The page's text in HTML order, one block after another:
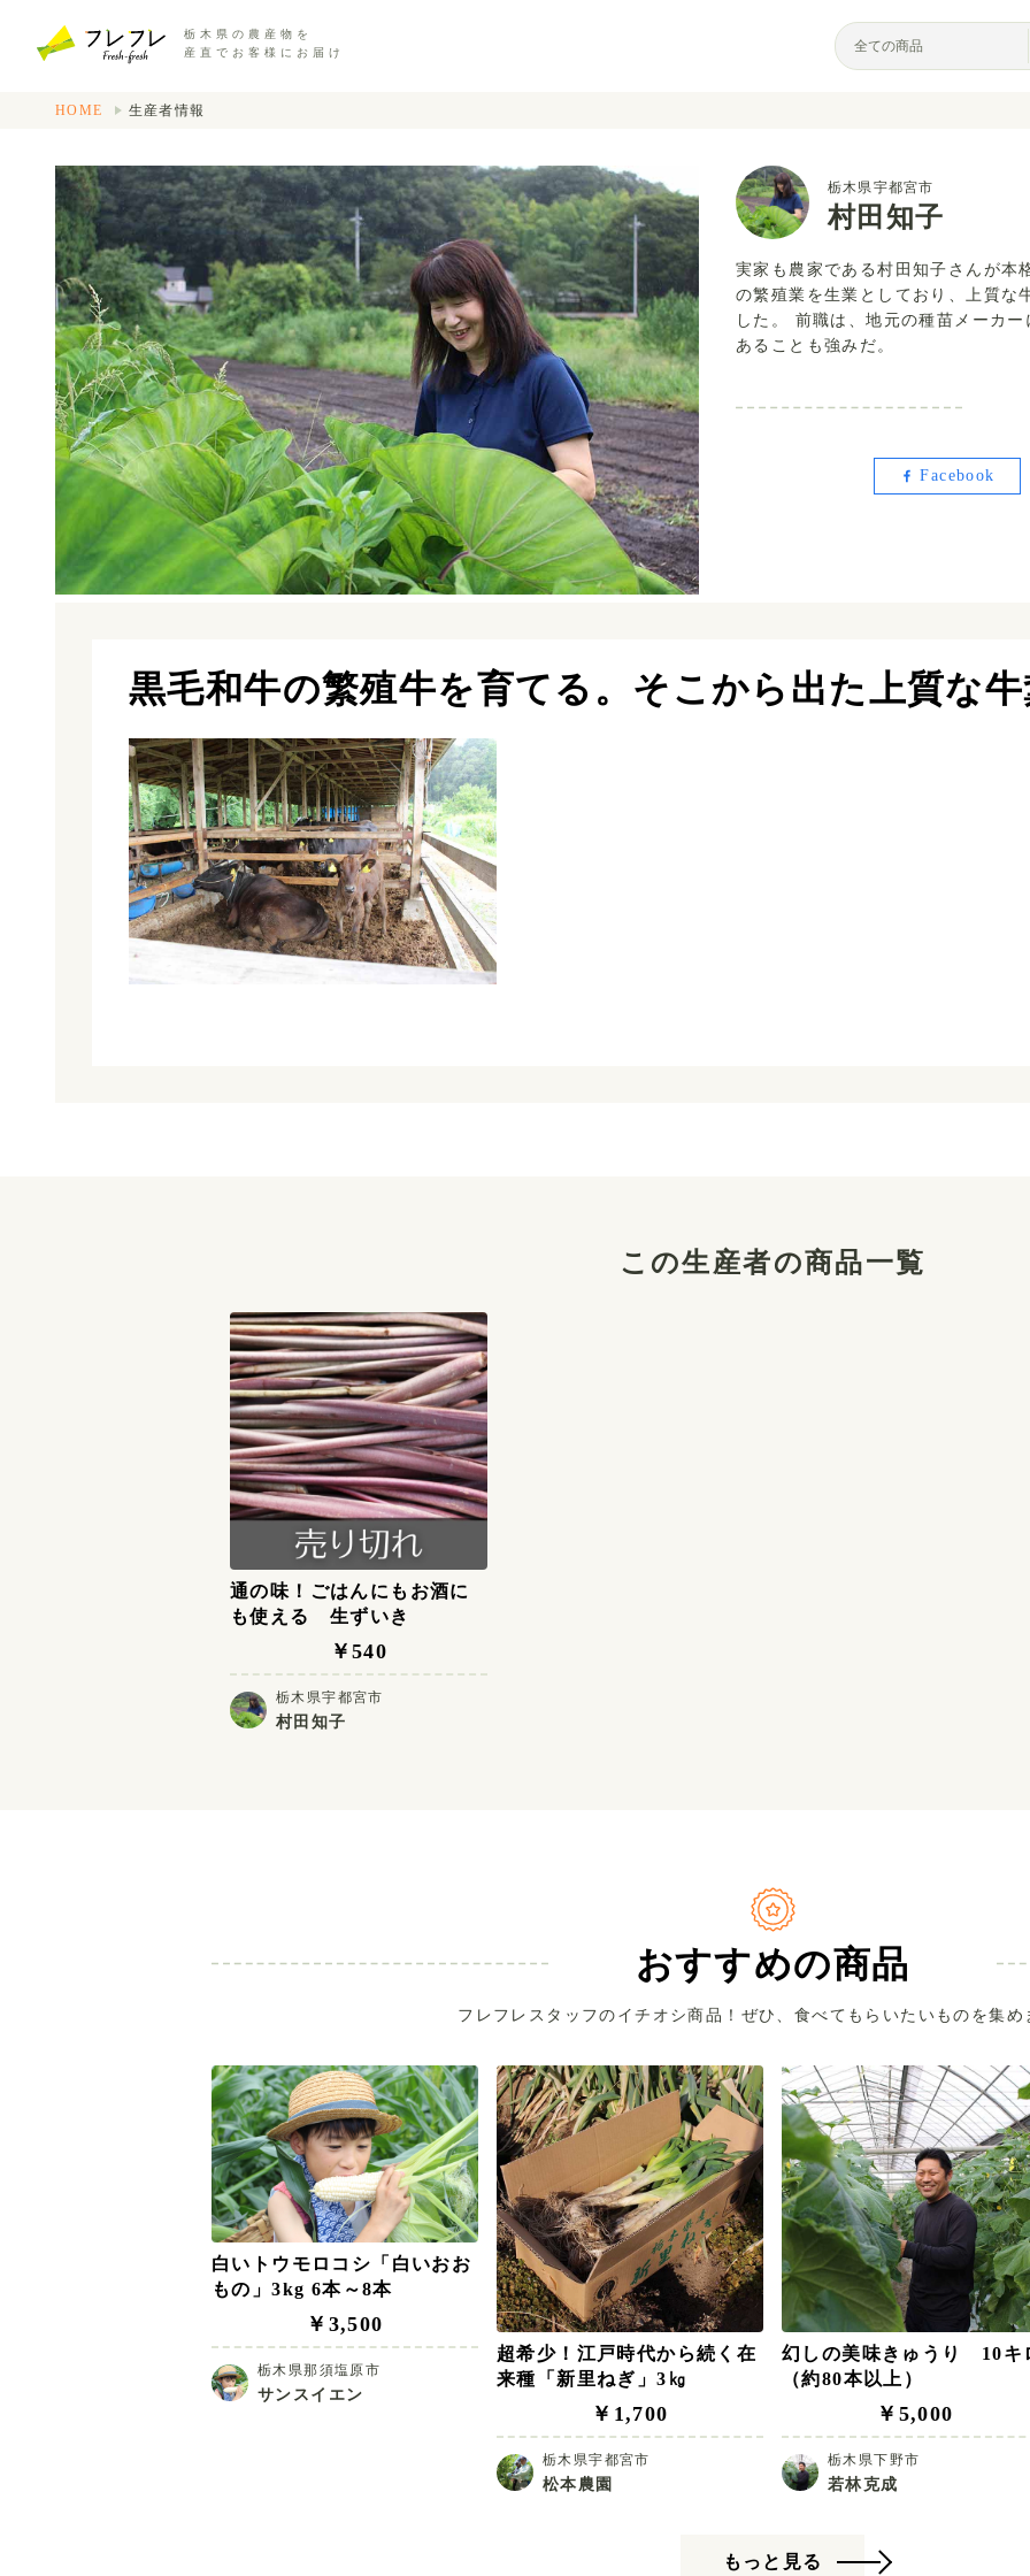
栃木県の農産物を
産直でお客様にお届け
HOME 生産者情報
栃木県宇都宮市
村田知子
実家も農家である村田知子さんが本
の繁殖業を生業としており、上質な
した。 前職は、地元の種苗メーカ
あることも強みだ。
Facebook
黒毛和牛の繁殖牛を育てる。そこから出た上質な
この生産者の商品一覧
通の味！ごはんにもお酒に
も使える 生ずいき
￥540
栃木県宇都宮市
村田知子
おすすめの商品
フレフレスタッフのイチオシ商品！ぜひ、食べてもらいたいものを集め
白いトウモロコシ「白いおお
もの」3kg 6本～8本
￥3,500
栃木県那須塩原市
サンスイエン
超希少！江戸時代から続く在
来種「新里ねぎ」3㎏
￥1,700
栃木県宇都宮市
松本農園
幻しの美味きゅうり 10キ
（約80本以上）
￥5,000
栃木県下野市
若林克成
もっと見る